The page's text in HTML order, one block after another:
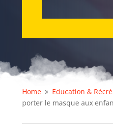
Home 9 Education &
porter le masque aux